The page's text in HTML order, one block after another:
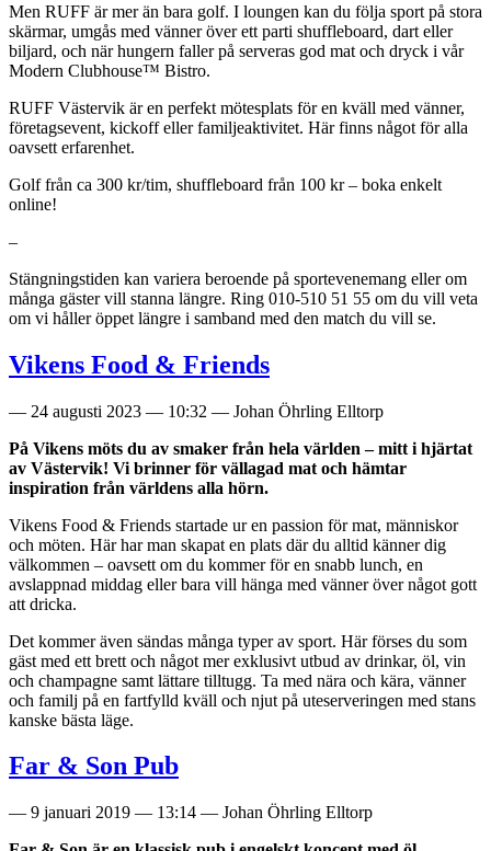
Men RUFF är mer än bara golf. I loungen kan du följa sport på stora
skärmar, umgås med vänner över ett parti shuffleboard, dart eller
biljard, och när hungern faller på serveras god mat och dryck i vår
Modern Clubhouse™ Bistro.
RUFF Västervik är en perfekt mötesplats för en kväll med vänner,
företagsevent, kickoff eller familjeaktivitet. Här finns något för alla
oavsett erfarenhet.
Golf från ca 300 kr/tim, shuffleboard från 100 kr – boka enkelt
online!
–
Stängningstiden kan variera beroende på sportevenemang eller om
många gäster vill stanna längre. Ring 010‑510 51 55 om du vill veta
om vi håller öppet längre i samband med den match du vill se.
Vikens Food & Friends
— 24 augusti 2023 — 10:32 — Johan Öhrling Elltorp
På Vikens möts du av smaker från hela världen – mitt i hjärtat
av Västervik! Vi brinner för vällagad mat och hämtar
inspiration från världens alla hörn.
Vikens Food & Friends startade ur en passion för mat, människor
och möten. Här har man skapat en plats där du alltid känner dig
välkommen – oavsett om du kommer för en snabb lunch, en
avslappnad middag eller bara vill hänga med vänner över något gott
att dricka.
Det kommer även sändas många typer av sport. Här förses du som
gäst med ett brett och något mer exklusivt utbud av drinkar, öl, vin
och champagne samt lättare tilltugg. Ta med nära och kära, vänner
och familj på en fartfylld kväll och njut på uteserveringen med stans
kanske bästa läge.
Far & Son Pub
— 9 januari 2019 — 13:14 — Johan Öhrling Elltorp